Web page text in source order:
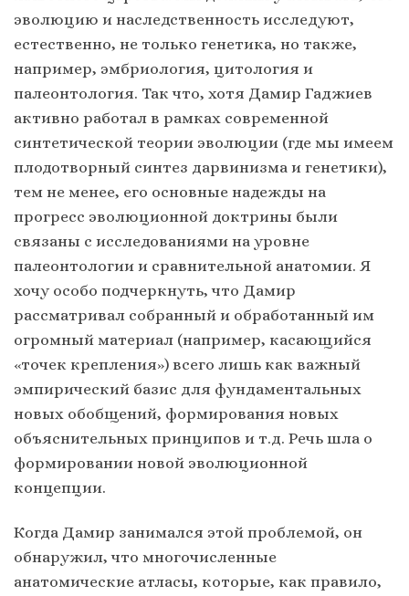
эволюцию и наследственность исследуют,
естественно, не только генетика, но также,
например, эмбриология, цитология и
палеонтология. Так что, хотя Дамир Гаджиев
активно работал в рамках современной
синтетической теории эволюции (где мы имеем
плодотворный синтез дарвинизма и генетики),
тем не менее, его основные надежды на
прогресс эволюционной доктрины были
связаны с исследованиями на уровне
палеонтологии и сравнительной анатомии. Я
хочу особо подчеркнуть, что Дамир
рассматривал собранный и обработанный им
огромный материал (например, касающийся
«точек крепления») всего лишь как важный
эмпирический базис для фундаментальных
новых обобщений, формирования новых
объяснительных принципов и т.д. Речь шла о
формировании новой эволюционной
концепции.
Когда Дамир занимался этой проблемой, он
обнаружил, что многочисленные
анатомические атласы, которые, как правило,